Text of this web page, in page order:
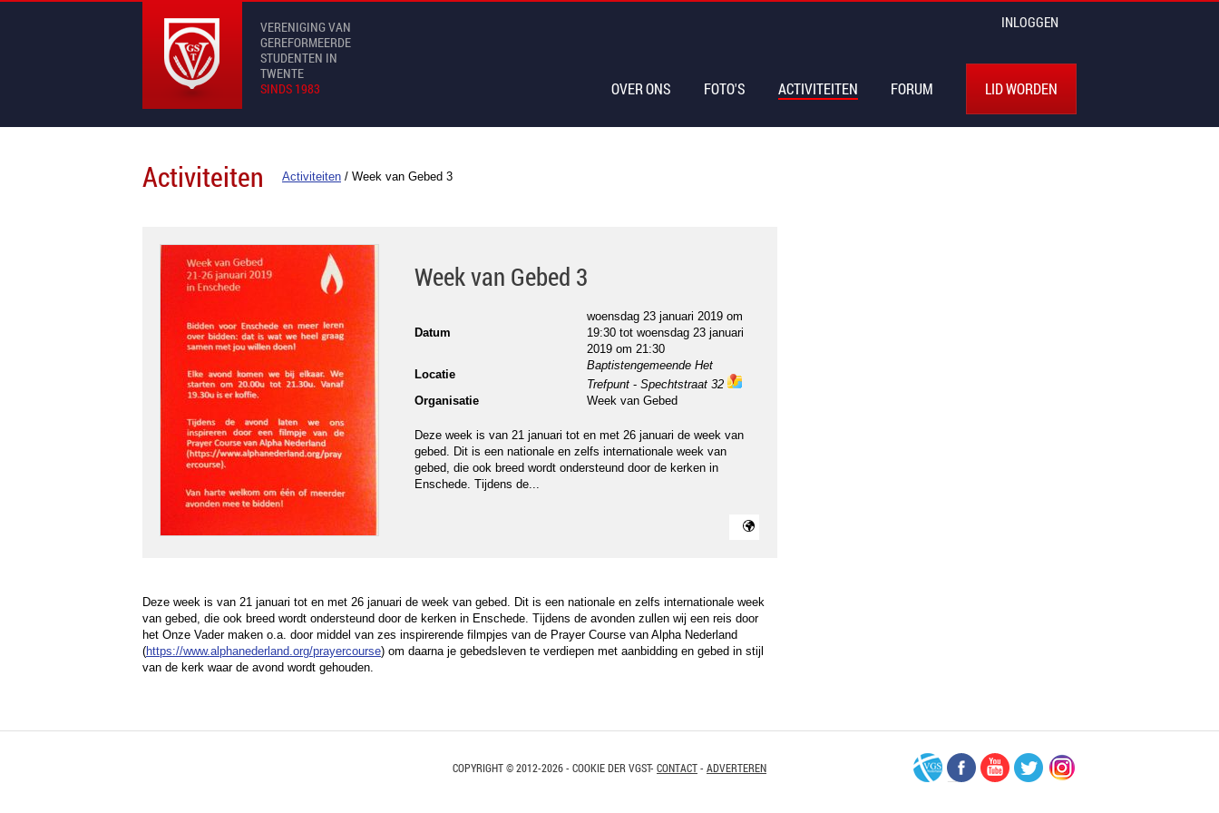
VERENIGING VAN
GEREFORMEERDE
STUDENTEN IN
TWENTE
SINDS 1983
INLOGGEN
OVER ONS FOTO'S ACTIVITEITEN FORUM LID WORDEN
Activiteiten Activiteiten / Week van Gebed 3
Week van Gebed 3
Datum
woensdag 23 januari 2019 om
19:30 tot woensdag 23 januari
2019 om 21:30
Locatie
Baptistengemeende Het
Trefpunt - Spechtstraat 32
Organisatie Week van Gebed
Deze week is van 21 januari tot en met 26 januari de week van
gebed. Dit is een nationale en zelfs internationale week van
gebed, die ook breed wordt ondersteund door de kerken in
Enschede. Tijdens de...
Deze week is van 21 januari tot en met 26 januari de week van gebed. Dit is een nationale en zelfs internationale week
van gebed, die ook breed wordt ondersteund door de kerken in Enschede. Tijdens de avonden zullen wij een reis door
het Onze Vader maken o.a. door middel van zes inspirerende filmpjes van de Prayer Course van Alpha Nederland
(https://www.alphanederland.org/prayercourse) om daarna je gebedsleven te verdiepen met aanbidding en gebed in stijl
van de kerk waar de avond wordt gehouden.
COPYRIGHT © 2012-2026 - COOKIE DER VGST- CONTACT- ADVERTEREN